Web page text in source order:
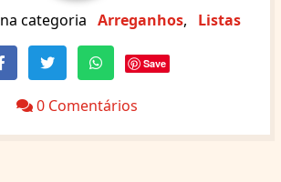
na categoria Arreganhos, Listas
Save
0 Comentários